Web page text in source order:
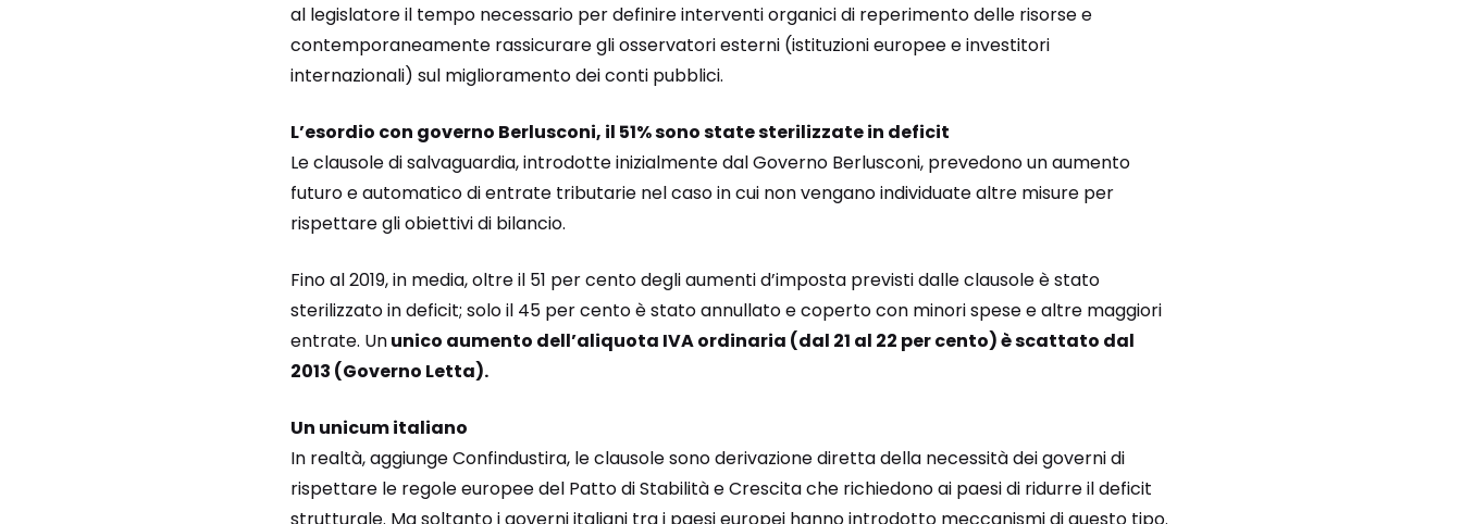
al legislatore il tempo necessario per definire interventi organici di reperimento delle risorse e
contemporaneamente rassicurare gli osservatori esterni (istituzioni europee e investitori
internazionali) sul miglioramento dei conti pubblici.
L’esordio con governo Berlusconi, il 51% sono state sterilizzate in deficit
Le clausole di salvaguardia, introdotte inizialmente dal Governo Berlusconi, prevedono un aumento
futuro e automatico di entrate tributarie nel caso in cui non vengano individuate altre misure per
rispettare gli obiettivi di bilancio.
Fino al 2019, in media, oltre il 51 per cento degli aumenti d’imposta previsti dalle clausole è stato
sterilizzato in deficit; solo il 45 per cento è stato annullato e coperto con minori spese e altre maggiori
entrate. Ununico aumento dell’aliquota IVA ordinaria (dal 21 al 22 per cento) è scattato dal
2013 (Governo Letta).
Un unicum italiano
In realtà, aggiunge Confindustira, le clausole sono derivazione diretta della necessità dei governi di
rispettare le regole europee del Patto di Stabilità e Crescita che richiedono ai paesi di ridurre il deficit
strutturale. Ma soltanto i governi italiani tra i paesi europei hanno introdotto meccanismi di questo tipo.